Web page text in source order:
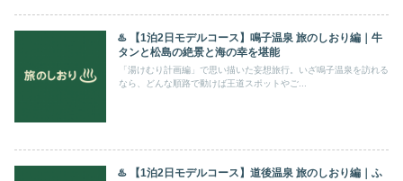
♨️ 【1泊2日モデルコース】鳴子温泉 旅のしおり編｜牛
タンと松島の絶景と海の幸を堪能
「湯けむり計画編」で思い描いた妄想旅行。いざ鳴子温泉を訪れる
なら、どんな順路で動けば王道スポットやご...
♨️ 【1泊2日モデルコース】道後温泉 旅のしおり編｜ふ